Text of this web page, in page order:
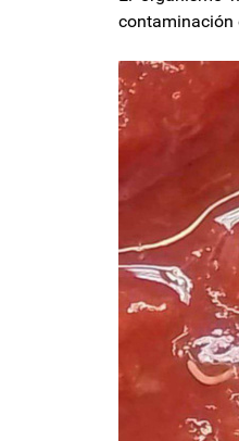
contaminación